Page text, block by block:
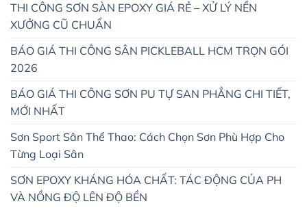
THI CÔNG SƠN SÀN EPOXY GIÁ RẺ – XỬ LÝ NỀN
XƯỞNG CŨ CHUẨN
BÁO GIÁ THI CÔNG SÂN PICKLEBALL HCM TRỌN GÓI
2026
BÁO GIÁ THI CÔNG SƠN PU TỰ SAN PHẲNG CHI TIẾT,
MỚI NHẤT
Sơn Sport Sân Thể Thao: Cách Chọn Sơn Phù Hợp Cho
Từng Loại Sân
SƠN EPOXY KHÁNG HÓA CHẤT: TÁC ĐỘNG CỦA PH
VÀ NỒNG ĐỘ LÊN ĐỘ BỀN